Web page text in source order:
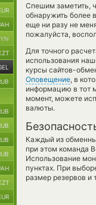
Спешим заметить,
обнаружить более
еще ни разу не
пожалуйста,
Для точного
использования
курсы сайтов-
Оповещение, в
информацию в тот
момент, можете
валюты.
Каждый из
при этом команда
Использование
пунктах. При
размер резервов и